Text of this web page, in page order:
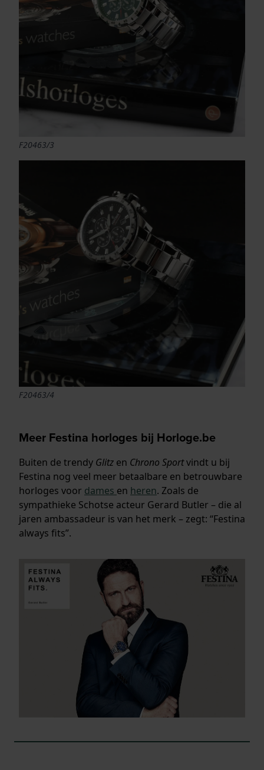
F20463/3
F20463/4
Meer Festina horloges bij Horloge.be
Buiten de trendy Glitz en Chrono Sportvindt u bij
Festina nog veel meer betaalbare en betrouwbare
horloges voor dames en heren. Zoals de
sympathieke Schotse acteur Gerard Butler – die al
jaren ambassadeur is van het merk – zegt: “Festina
always fits”.